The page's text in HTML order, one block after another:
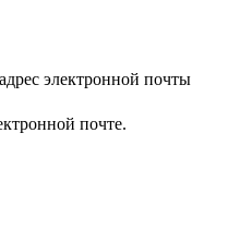
электронной почты
почте.